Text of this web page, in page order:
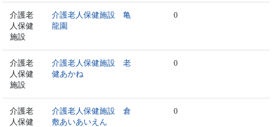
介護老
人保健
施設
介護老人保健施設 亀
龍園
0
介護老
人保健
施設
介護老人保健施設 老
健あかね
0
介護老
人保健
介護老人保健施設 倉
敷あいあいえん
0